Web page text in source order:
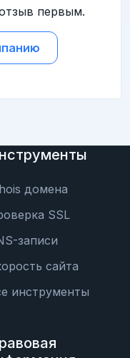
первым.
домена
SSL
записи
сайта
инструменты